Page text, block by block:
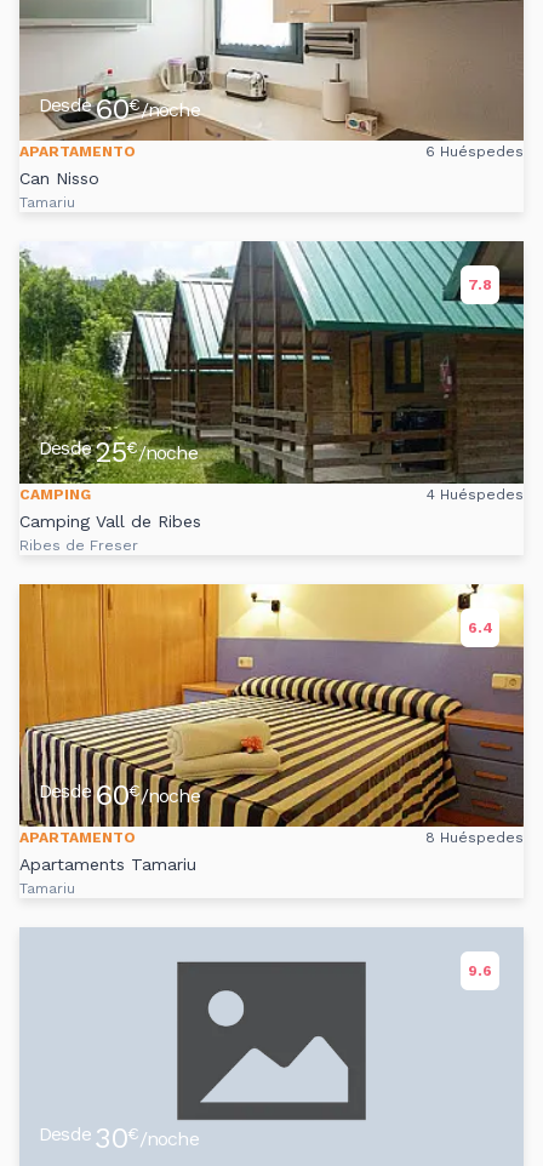
Desde60€/noche
APARTAMENTO 6 Huéspedes
Can Nisso
Tamariu
7.8
Desde25€/noche
CAMPING 4 Huéspedes
Camping Vall de Ribes
Ribes de Freser
6.4
Desde 60€/noche
APARTAMENTO 8 Huéspedes
Apartaments Tamariu
Tamariu
9.6
Desde 30€/noche